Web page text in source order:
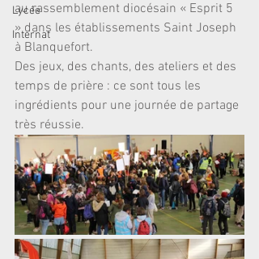
Lycée
Internat
au rassemblement diocésain « Esprit 5
» dans les établissements Saint Joseph
à Blanquefort.
Des jeux, des chants, des ateliers et des
temps de prière : ce sont tous les
ingrédients pour une journée de partage
très réussie.